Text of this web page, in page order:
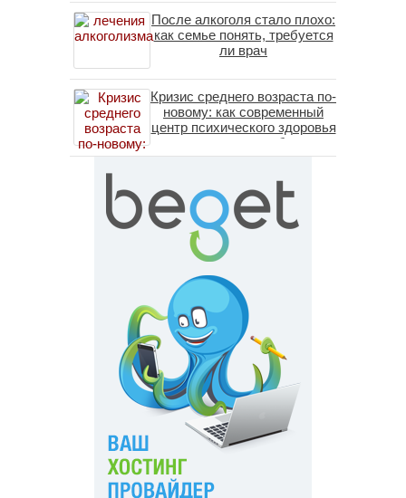
После алкоголя стало плохо:
как семье понять, требуется
ли врач
Кризис среднего возраста по-
новому: как современный
центр психического здоровья
помогает пересобрать
личность без таблеток